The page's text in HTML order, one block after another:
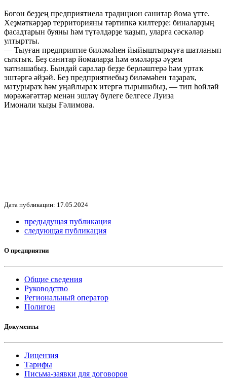
Бөгөн беҙҙең предприятиела традицион санитар йома үтте.
Хеҙмәткәрҙәр территорияны тәртипкә килтерҙе: биналарҙың
фасадтарын буяны һәм түтәлдәрҙе ҡаҙып, уларға сәскәләр
ултыртты.
— Тыуған предприятие биләмәһен йыйыштырыуға шатланып
сыҡтыҡ. Беҙ санитар йомаларҙа һәм өмәләрҙә әүҙем
ҡатнашабыҙ. Бындай саралар беҙҙе берләштерә һәм уртаҡ
эштәргә әйҙәй. Беҙ предприятиебыҙ биләмәһен таҙараҡ,
матурыраҡ һәм уңайлыраҡ итергә тырышабыҙ, — тип һөйләй
мөрәжәғәттәр менән эшләү бүлеге белгесе Луиза
Имонали ҡыҙы Ғәлимова.
Дата публикации: 17.05.2024
предыдущая публикация
следующая публикация
О предприятии
Общие сведения
Руководство
Региональный оператор
Полигон
Документы
Лицензия
Тарифы
Письма-заявки для договоров